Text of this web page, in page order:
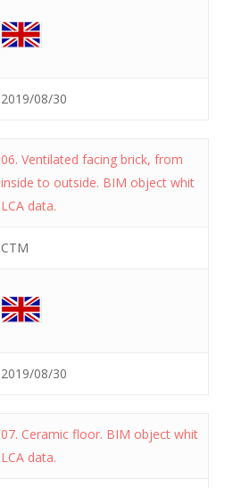
2019/08/30
06. Ventilated facing brick, from
inside to outside. BIM object whit
LCA data.
CTM
2019/08/30
07. Ceramic floor. BIM object whit
LCA data.